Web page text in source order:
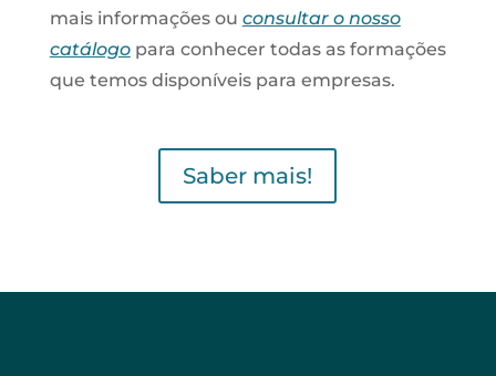
mais informações ou consultar o nosso
catálogopara conhecer todas as formações
que temos disponíveis para empresas.
Saber mais!